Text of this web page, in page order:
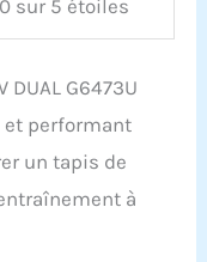
sur 5 étoiles
G6473U
et performant
un tapis de
à